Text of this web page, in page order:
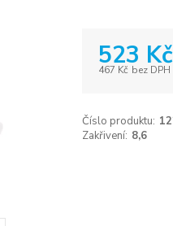
523 Kč
467 Kč bez DPH
Číslo produktu:
Zakřivení: 8,6